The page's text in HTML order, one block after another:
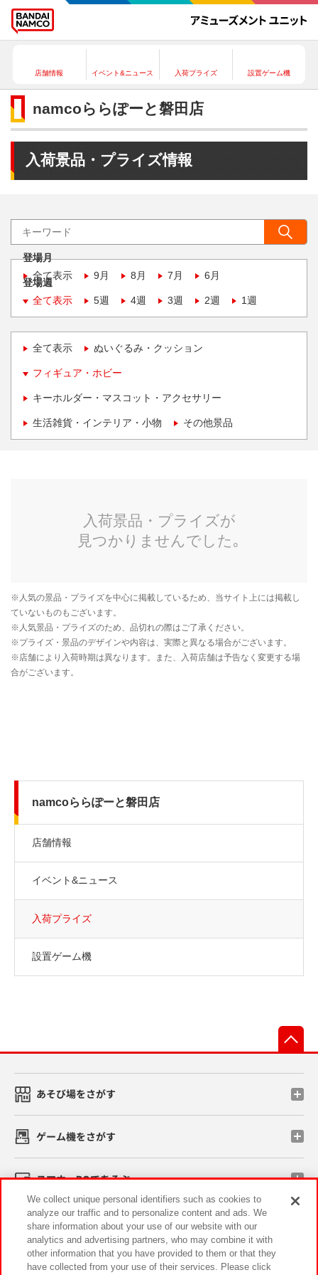
店舗情報 イベント&ニュース 入荷プライズ 設置ゲーム機
namcoららぽーと磐田店
入荷景品・プライズ情報
登場月
全て表示
9月 8月 7月 6月
登場週
全て表示
5週 4週 3週 2週 1週
全て表示 ぬいぐるみ・クッション
フィギュア・ホビー
キーホルダー・マスコット・アクセサリー
生活雑貨・インテリア・小物 その他景品
namcoららぽーと磐田店
店舗情報
イベント&ニュース
入荷プライズ
設置ゲーム機
あそび場をさがす
ゲーム機をさがす
スマホ・PCであそぶ
イベント・キャンペーン
We collect unique personal identifiers such as cookies to
analyze our traffic and to personalize content and ads. We
share information about your use of our website with our
analytics and advertising partners, who may combine it with
other information that you have provided to them or that they
have collected from your use of their services. Please click